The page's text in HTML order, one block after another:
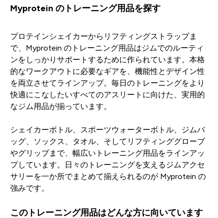
Myprotein のトレーニング用品を探す
プロテインシェイカーからリフティングストラップま
で、Myprotein のトレーニング用品はジムでのルーティ
ンをしっかりサポートするために作られています。本格
的なワークアウトに必要なギアを、機能性とデザイン性
を両立させてラインアップ。毎日のトレーニングをより
快適にこなしたいすべてのアスリートに向けた、実用的
なジム用品が揃っています。
シェイカーボトル、スポーツウォーターボトル、ジムバ
ッグ、ソックス、タオル、そしてリフティンググローブ
やグリップまで、幅広いトレーニング用品をラインアッ
プしています。日々のトレーニングを支えるジムアクセ
サリーを一か所でまとめて揃えられるのが Myprotein の
強みです。
このトレーニング用品はどんな方に向いています